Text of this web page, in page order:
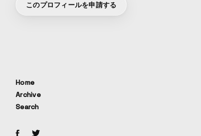
このプロフィールを申請する
Home
Archive
Search